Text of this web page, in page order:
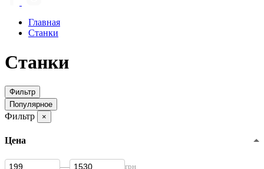
Главная
Станки
Станки
Фильтр
Популярное
Фильтр ×
Цена
— грн